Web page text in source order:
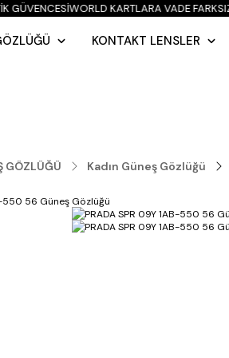
GÜVENCESIWORLD KARTLARA VADE FARKSIZ
KONTAKT LENSLER
GÖZLÜĞÜ Kadın Güneş Gözlüğü